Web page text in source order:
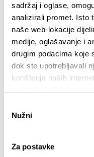
sadržaj i oglase,
analizirali promet. Isto
naše web-lokacije
medije, oglašavanje i
drugim podacima koje
dok ste upotrebljavali
korištenja naših
pristanka
Nužni
Za postavke
STUPA NA
INFORMACIJA –